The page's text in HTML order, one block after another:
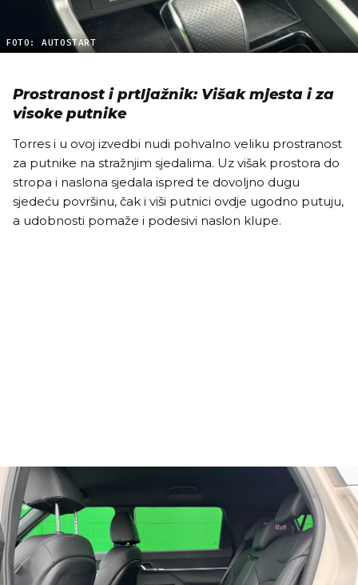
FOTO: AUTOSTART
Prostranost i prtljažnik: Višak mjesta i za
visoke putnike
Torres i u ovoj izvedbi nudi pohvalno veliku prostranost
za putnike na stražnjim sjedalima. Uz višak prostora do
stropa i naslona sjedala ispred te dovoljno dugu
sjedeću površinu, čak i viši putnici ovdje ugodno putuju,
a udobnosti pomaže i podesivi naslon klupe.